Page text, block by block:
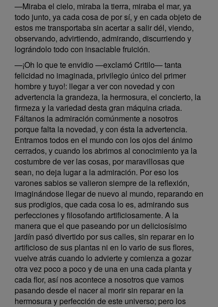
—Miraba el cielo, miraba la tierra, miraba el mar, ya
todo junto, ya cada cosa de por sí, y en cada objeto de
estos me transportaba sin acertar a salir dél, viendo,
observando, advirtiendo, admirando, discurriendo y
lográndolo todo con insaciable fruición.
—¡Oh lo que te envidio —exclamó Critilo— tanta
felicidad no imaginada, privilegio único del primer
hombre y tuyo!: llegar a ver con novedad y con
advertencia la grandeza, la hermosura, el concierto, la
firmeza y la variedad desta gran máquina criada.
Fáltanos la admiración comúnmente a nosotros
porque falta la novedad, y con ésta la advertencia.
Entramos todos en el mundo con los ojos del ánimo
cerrados, y cuando los abrimos al conocimiento ya la
costumbre de ver las cosas, por maravillosas que
sean, no deja lugar a la admiración. Por eso los
varones sabios se valieron siempre de la reflexión,
imaginándose llegar de nuevo al mundo, reparando en
sus prodigios, que cada cosa lo es, admirando sus
perfecciones y filosofando artificiosamente. A la
manera que el que paseando por un deliciosísimo
jardín pasó divertido por sus calles, sin reparar en lo
artificioso de sus plantas ni en lo vario de sus flores,
vuelve atrás cuando lo advierte y comienza a gozar
otra vez poco a poco y de una en una cada planta y
cada flor, así nos acontece a nosotros que vamos
pasando desde el nacer al morir sin reparar en la
hermosura y perfección de este universo; pero los